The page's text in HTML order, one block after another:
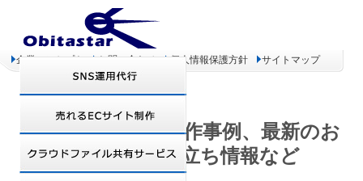
企業コンセプト お問い合わせ 個人情報保護方針 サイトマップ
オビタスター 制作事例、最新のお
得情報、お役立ち情報など